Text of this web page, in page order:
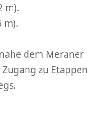
m).
m).
dem Meraner
zu Etappen